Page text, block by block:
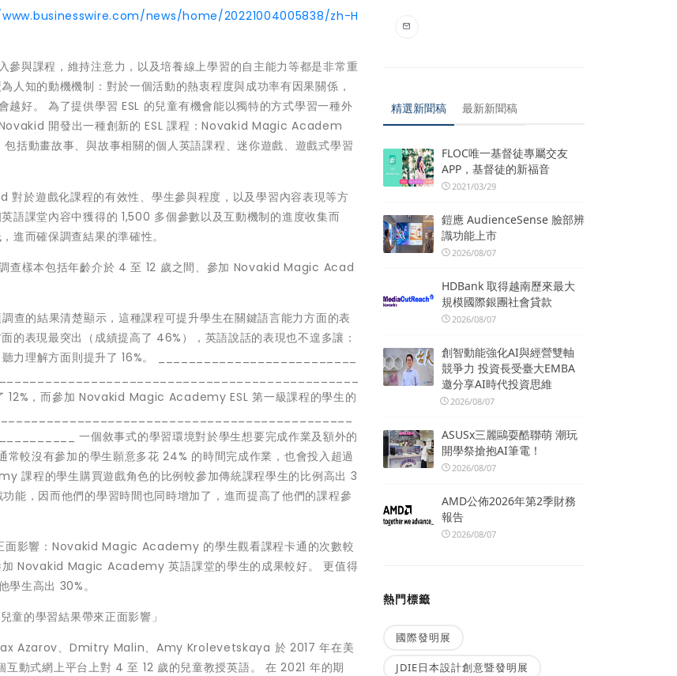
news/home/20221004005838/zh-H
與課程，維持注意力，以及培養線上學習的自主能力等都是非常重
人知的動機機制：對於一個活動的熱衷程度與成功率有因果關係，
好。 為了提供學習 ESL 的兒童有機會能以獨特的方式學習一種外
開發出一種創新的 ESL 課程：Novakid Magic Academ
括動畫故事、與故事相關的個人英語課程、迷你遊戲、遊戲式學習
對於遊戲化課程的有效性、學生參與程度，以及學習內容表現等方
語課堂內容中獲得的 1,500 多個參數以及互動機制的進度收集而
進而確保調查結果的準確性。
查樣本包括年齡介於 4 至 12 歲之間、參加 Novakid Magic Acad
查的結果清楚顯示，這種課程可提升學生在關鍵語言能力方面的表
的表現最突出（成績提高了 46%），英語說話的表現也不遑多讓：
聽力理解方面則提升了 16%。 __________________________
12%，而參加 Novakid Magic Academy ESL 第一級課程的學生的
一個敘事式的學習環境對於學生想要完成作業及額外的
常較沒有參加的學生願意多花 24% 的時間完成作業，也會投入超過
程的學生購買遊戲角色的比例較參加傳統課程學生的比例高出 3
能，因而他們的學習時間也同時增加了，進而提高了他們的課程參
面影響：Novakid Magic Academy 的學生觀看課程卡通的次數較
加 Novakid Magic Academy 英語課堂的學生的成果較好。 更值得
學生高出 30%。
童的學習結果帶來正面影響」
Azarov、Dmitry Malin、Amy Krolevetskaya 於 2017 年在美
動式網上平台上對 4 至 12 歲的兒童教授英語。 在 2021 年的期
精選新聞稿 最新新聞稿
FLOC唯一基督徒專屬交友
APP，基督徒的新福音
2021/03/29
鎧應 AudienceSense 臉部辨
識功能上市
2026/08/07
HDBank 取得越南歷來最大
規模國際銀團社會貸款
2026/08/07
創智動能強化AI與經營雙軸
競爭力 投資長受臺大EMBA
邀分享AI時代投資思維
2026/08/07
ASUSx三麗鷗耍酷聯萌 潮玩
開學祭搶抱AI筆電！
2026/08/07
AMD公佈2026年第2季財務
報告
2026/08/07
熱門標籤
國際發明展
JDIE日本設計創意暨發明展